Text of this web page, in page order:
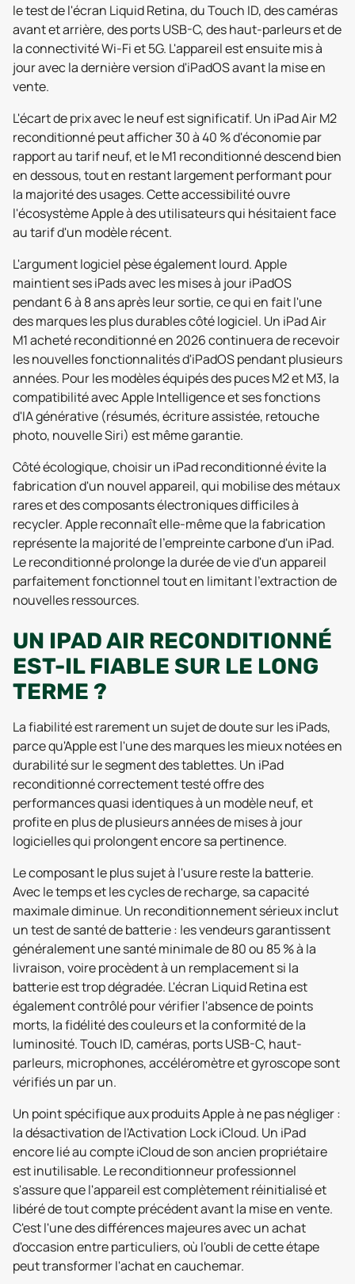
le test de l'écran Liquid Retina, du Touch ID, des caméras
avant et arrière, des ports USB-C, des haut-parleurs et de
la connectivité Wi-Fi et 5G. L'appareil est ensuite mis à
jour avec la dernière version d'iPadOS avant la mise en
vente.
L'écart de prix avec le neuf est significatif. Un iPad Air M2
reconditionné peut afficher 30 à 40 % d'économie par
rapport au tarif neuf, et le M1 reconditionné descend bien
en dessous, tout en restant largement performant pour
la majorité des usages. Cette accessibilité ouvre
l'écosystème Apple à des utilisateurs qui hésitaient face
au tarif d'un modèle récent.
L'argument logiciel pèse également lourd. Apple
maintient ses iPads avec les mises à jour iPadOS
pendant 6 à 8 ans après leur sortie, ce qui en fait l'une
des marques les plus durables côté logiciel. Un iPad Air
M1 acheté reconditionné en 2026 continuera de recevoir
les nouvelles fonctionnalités d'iPadOS pendant plusieurs
années. Pour les modèles équipés des puces M2 et M3, la
compatibilité avec Apple Intelligence et ses fonctions
d'IA générative (résumés, écriture assistée, retouche
photo, nouvelle Siri) est même garantie.
Côté écologique, choisir un iPad reconditionné évite la
fabrication d'un nouvel appareil, qui mobilise des métaux
rares et des composants électroniques difficiles à
recycler. Apple reconnaît elle-même que la fabrication
représente la majorité de l'empreinte carbone d'un iPad.
Le reconditionné prolonge la durée de vie d'un appareil
parfaitement fonctionnel tout en limitant l'extraction de
nouvelles ressources.
UN IPAD AIR RECONDITIONNÉ
EST-IL FIABLE SUR LE LONG
TERME ?
La fiabilité est rarement un sujet de doute sur les iPads,
parce qu'Apple est l'une des marques les mieux notées en
durabilité sur le segment des tablettes. Un iPad
reconditionné correctement testé offre des
performances quasi identiques à un modèle neuf, et
profite en plus de plusieurs années de mises à jour
logicielles qui prolongent encore sa pertinence.
Le composant le plus sujet à l'usure reste la batterie.
Avec le temps et les cycles de recharge, sa capacité
maximale diminue. Un reconditionnement sérieux inclut
un test de santé de batterie : les vendeurs garantissent
généralement une santé minimale de 80 ou 85 % à la
livraison, voire procèdent à un remplacement si la
batterie est trop dégradée. L'écran Liquid Retina est
également contrôlé pour vérifier l'absence de points
morts, la fidélité des couleurs et la conformité de la
luminosité. Touch ID, caméras, ports USB-C, haut-
parleurs, microphones, accéléromètre et gyroscope sont
vérifiés un par un.
Un point spécifique aux produits Apple à ne pas négliger :
la désactivation de l'Activation Lock iCloud. Un iPad
encore lié au compte iCloud de son ancien propriétaire
est inutilisable. Le reconditionneur professionnel
s'assure que l'appareil est complètement réinitialisé et
libéré de tout compte précédent avant la mise en vente.
C'est l'une des différences majeures avec un achat
d'occasion entre particuliers, où l'oubli de cette étape
peut transformer l'achat en cauchemar.